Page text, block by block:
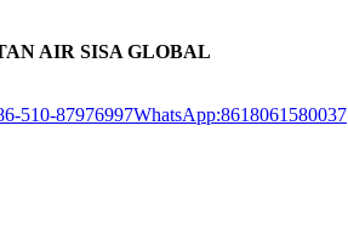
AIR SISA GLOBAL
510-87976997WhatsApp:8618061580037